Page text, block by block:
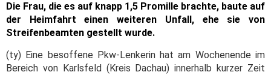
Die Frau, die es auf knapp 1,5 Promille brachte, baute auf
der Heimfahrt einen weiteren Unfall, ehe sie von
Streifenbeamten gestellt wurde.
(ty) Eine besoffene Pkw-Lenkerin hat am Wochenende im
Bereich von Karlsfeld (Kreis Dachau) innerhalb kurzer Zeit